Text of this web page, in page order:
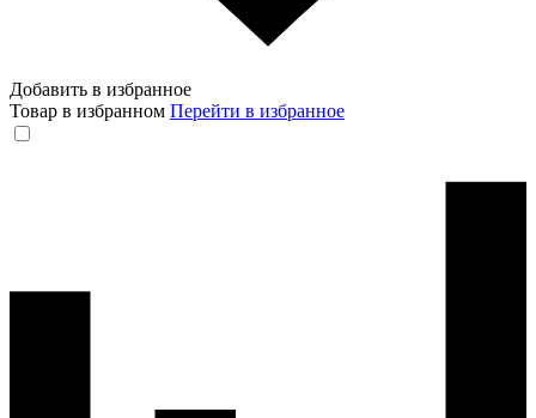
Добавить в избранное
Товар в избранном Перейти в избранное